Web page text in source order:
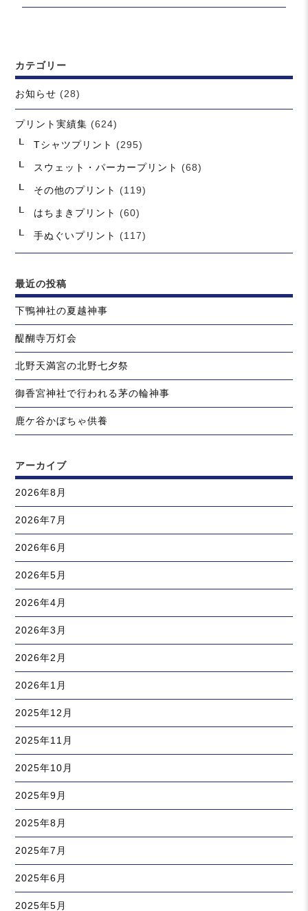
ン
投
カテゴリー
お知らせ (28)
プリント実績集 (624)
Tシャツプリント
(295)
スウェット・パーカープリント (68)
その他のプリント (119)
はちまきプリント (60)
手ぬぐいプリント (117)
最近の投稿
下鴨神社の夏越神事
醍醐寺万灯会
北野天満宮の北野七夕祭
御香宮神社で行われる茅の輪神事
鹿ケ谷かぼちゃ供養
アーカイブ
2026年8月
2026年7月
2026年6月
2026年5月
2026年4月
2026年3月
2026年2月
2026年1月
2025年12月
2025年11月
2025年10月
2025年9月
2025年8月
2025年7月
2025年6月
2025年5月